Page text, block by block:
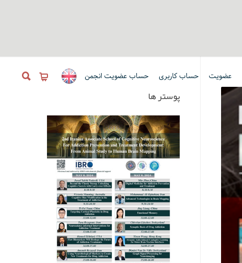
عضویت حساب کاربری حساب عضویت انجمن
پوستر ها